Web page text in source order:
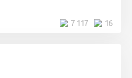
16
7 117